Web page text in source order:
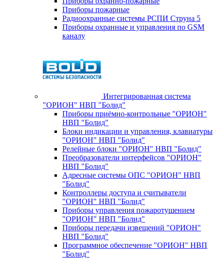
Приборы пожарные
Радиоохранные системы РСПИ Струна 5
Приборы охранные и управления по GSM
каналу
Интегрированная система
"ОРИОН" НВП "Болид"
Приборы приёмно-контрольные "ОРИОН"
НВП "Болид"
Блоки индикации и управления, клавиатуры
"ОРИОН" НВП "Болид"
Релейные блоки "ОРИОН" НВП "Болид"
Преобразователи интерфейсов "ОРИОН"
НВП "Болид"
Адресные системы ОПС "ОРИОН" НВП
"Болид"
Контроллеры доступа и считыватели
"ОРИОН" НВП "Болид"
Приборы управления пожаротушением
"ОРИОН" НВП "Болид"
Приборы передачи извещений "ОРИОН"
НВП "Болид"
Программное обеспечение "ОРИОН" НВП
"Болид"